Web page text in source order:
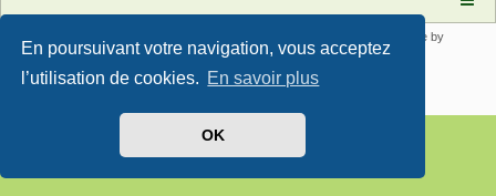
En poursuivant votre navigation, vous acceptez
l’utilisation de cookies. En savoir plus
OK
® Forum Software © phpBB Limited | SE Square by
PhpBB3 BBCodes
Traduit parphpBB-fr.com